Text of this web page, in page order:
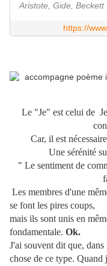
Aristote, Gide, Beckett
https://
Le "Je" est celui de
Car, il est
Une sérénité
" Le sentiment de
Les membres d'une
se font les pires coups,
mais ils sont unis en
fondamentale. Ok.
J'ai souvent dit que,
chose de ce type.